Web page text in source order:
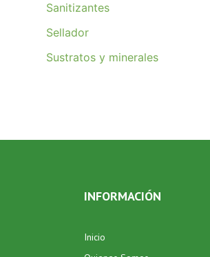
Sanitizantes
Sellador
Sustratos y minerales
INFORMACIÓN
Inicio